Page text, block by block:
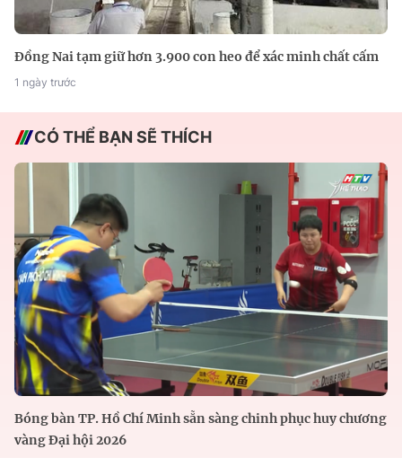
Đồng Nai tạm giữ hơn 3.900 con heo để xác minh chất cấm
1 ngày trước
CÓ THỂ BẠN SẼ THÍCH
Bóng bàn TP. Hồ Chí Minh sẵn sàng chinh phục huy chương
vàng Đại hội 2026